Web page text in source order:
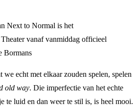
Next to Normal is het
vanaf vanmiddag officieel
Bormans
we echt met elkaar zouden spelen, spelen
old way. Die imperfectie van het echte
te luid en dan weer te stil is, is heel mooi.